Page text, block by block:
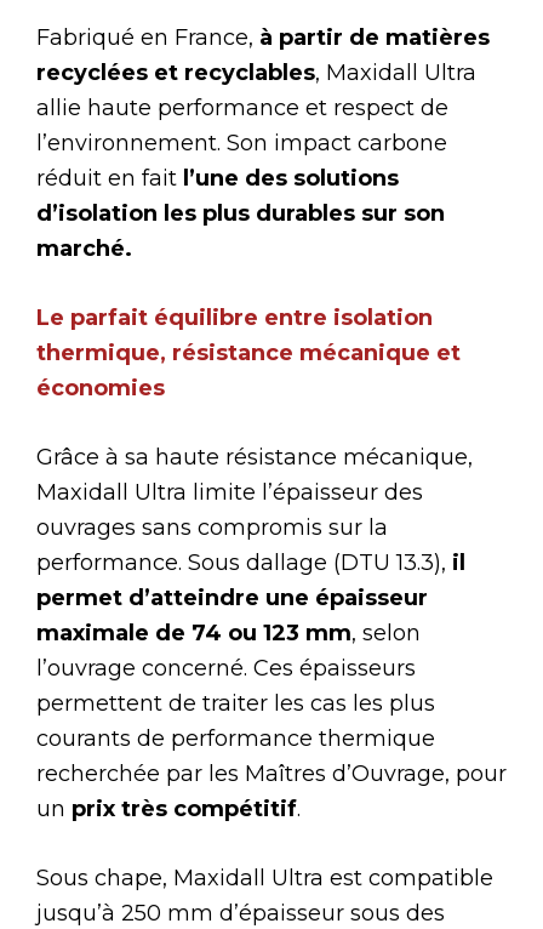
Fabriqué en France, à partir de matières
recyclées et recyclables, Maxidall Ultra
allie haute performance et respect de
l’environnement. Son impact carbone
réduit en fait l’une des solutions
d’isolation les plus durables sur son
marché.
Le parfait équilibre entre isolation
thermique, résistance mécanique et
économies
Grâce à sa haute résistance mécanique,
Maxidall Ultra limite l’épaisseur des
ouvrages sans compromis sur la
performance. Sous dallage (DTU 13.3), il
permet d’atteindre une épaisseur
maximale de 74 ou 123 mm, selon
l’ouvrage concerné. Ces épaisseurs
permettent de traiter les cas les plus
courants de performance thermique
recherchée par les Maîtres d’Ouvrage, pour
un prix très compétitif.
Sous chape, Maxidall Ultra est compatible
jusqu’à 250 mm d’épaisseur sous des